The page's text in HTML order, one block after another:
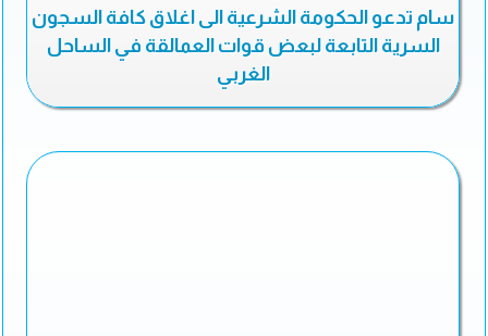
سام تدعو الحكومة الشرعية الى اغلاق كافة السجون
السرية التابعة لبعض قوات العمالقة في الساحل
الغربي